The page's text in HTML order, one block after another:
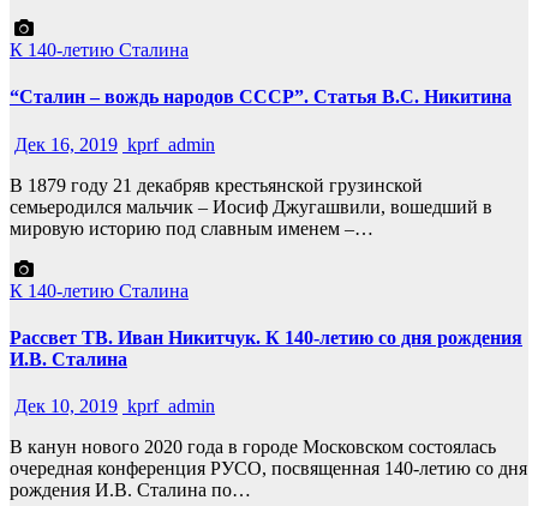
К 140-летию Сталина
“Сталин – вождь народов СССР”. Статья В.С. Никитина
Дек 16, 2019 kprf_admin
В 1879 году 21 декабряв крестьянской грузинской
семьеродился мальчик – Иосиф Джугашвили, вошедший в
мировую историю под славным именем –…
К 140-летию Сталина
Рассвет ТВ. Иван Никитчук. К 140-летию со дня рождения
И.В. Сталина
Дек 10, 2019 kprf_admin
В канун нового 2020 года в городе Московском состоялась
очередная конференция РУСО, посвященная 140-летию со дня
рождения И.В. Сталина по…